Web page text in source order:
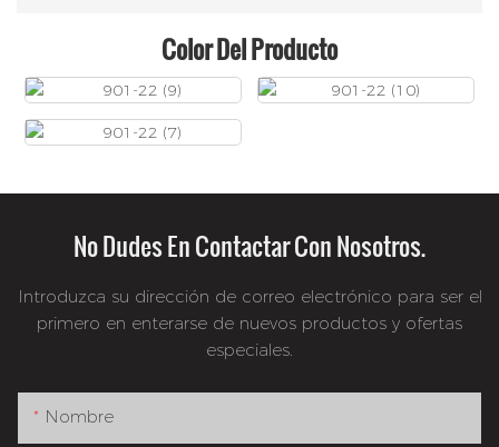
Color Del Producto
No Dudes En Contactar Con Nosotros.
Introduzca su dirección de correo electrónico para ser el
primero en enterarse de nuevos productos y ofertas
especiales.
Nombre